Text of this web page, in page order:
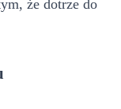
że dotrze do